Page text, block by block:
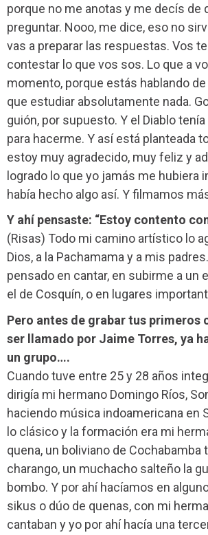
porque no me anotas y me decís de
preguntar. Nooo, me dice, eso no
vas a preparar las respuestas. Vos
contestar lo que vos sos. Lo que a
momento, porque estás hablando
que estudiar absolutamente nada.
guión, por supuesto. Y el Diablo
para hacerme. Y así está planteada
estoy muy agradecido, muy feliz y
logrado lo que yo jamás me hubiera
había hecho algo así. Y filmamos
Y ahí pensaste: “Estoy contento
(Risas) Todo mi camino artístico lo
Dios, a la Pachamama y a mis
pensado en cantar, en subirme a un
el de Cosquín, o en lugares
Pero antes de grabar tus primeros
ser llamado por Jaime Torres, ya
un grupo….
Cuando tuve entre 25 y 28 años
dirigía mi hermano Domingo Ríos,
haciendo música indoamericana en
lo clásico y la formación era mi
quena, un boliviano de Cochabamba
charango, un muchacho salteño la
bombo. Y por ahí hacíamos en
sikus o dúo de quenas, con mi
cantaban y yo por ahí hacía una